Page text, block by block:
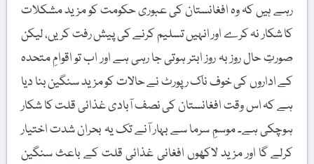
رہے ہیں کہ وہ افغانستان کی عبوری حکومت کو مزید مشکلات
کا شکار نہ کرے اور انہیں تسلیم کرنے کی پیش رفت کریں، لیکن
صورتِ حال روز بہ روز ابتر ہوتی جا رہی ہے اور اب تو اقوامِ متحدہ
کے اداروں کی خوف ناک رپورٹ نے حالات کو مزید سنگین بنا دیا
ہے کہ اس وقت افغانستان کی نصف آبادی غذائی قلت کا شکار
ہوچکی ہے۔ موسمِ سرما سے بہار آنے تک یہ بحران شدت اختیار
کرلے گا اور مزید لاکھوں افغانی غذائی قلت کے باعث سنگین